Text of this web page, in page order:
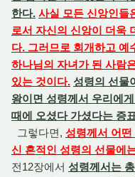
한다. 사실 모든 신앙인들
로서 자신의 신앙이 더욱
다. 그러므로 회개하고 예
하나님의 자녀가 된 사람
있는 것이다. 성령의 선물
왕이면 성령께서 우리에
때에 오셨다 가셨다는 증
그렇다면, 성령께서 어
신 흔적인 성령의 선물에
전12장에서 성령께서는